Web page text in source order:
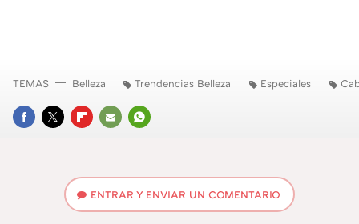
FACEBOOK
TWITTERFLIPBOARD
E-
WHATSAPP
TEMAS Belleza Trendencias Belleza Especiales
ENTRAR Y ENVIAR UN COMENTARIO